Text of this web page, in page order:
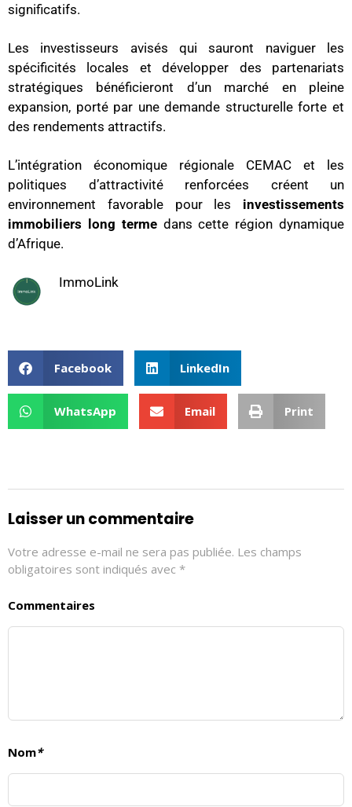
significatifs.
Les investisseurs avisés qui sauront naviguer les
spécificités locales et développer des partenariats
stratégiques bénéficieront d’un marché en pleine
expansion, porté par une demande structurelle forte et
des rendements attractifs.
L’intégration économique régionale CEMAC et les
politiques d’attractivité renforcées créent un
environnement favorable pour les investissements
immobiliers long termedans cette région dynamique
d’Afrique.
ImmoLink
Facebook LinkedIn
WhatsApp Email Print
Laisser un commentaire
Votre adresse e-mail ne sera pas publiée. Les champs
obligatoires sont indiqués avec *
Commentaires
Nom*